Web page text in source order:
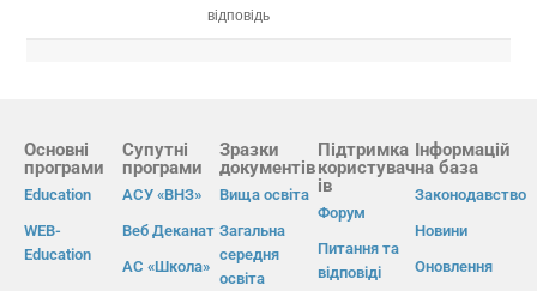
відповідь
Основні
програми
Education
WEB-
Education
Супутні
програми
АСУ «ВНЗ»
Веб Деканат
АС «Школа»
Зразки
документів
Вища освіта
Загальна
середня
освіта
Підтримка
користувач
ів
Форум
Питання та
відповіді
Інформацій
на база
Законодавство
Новини
Оновлення